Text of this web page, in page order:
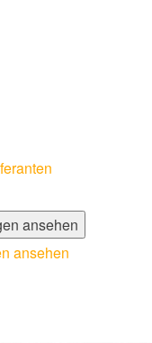
ansehen
ansehen